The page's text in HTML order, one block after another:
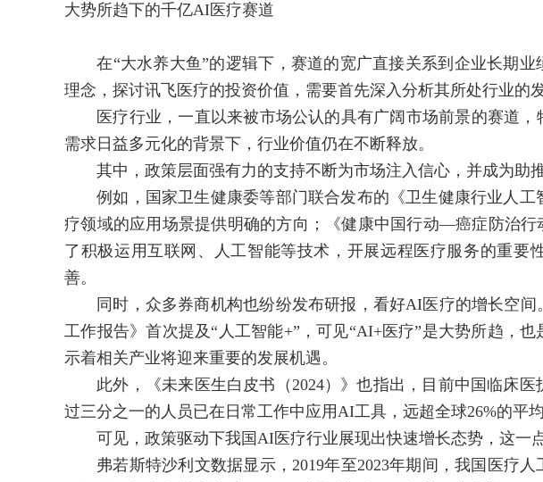
大势所趋下的千亿AI医疗赛道
在“大水养大鱼”的逻辑下，赛道的宽广直接关系到企业长期业
理念，探讨讯飞医疗的投资价值，需要首先深入分析其所处行业的发
医疗行业，一直以来被市场公认的具有广阔市场前景的赛道，
需求日益多元化的背景下，行业价值仍在不断释放。
其中，政策层面强有力的支持不断为市场注入信心，并成为助推
例如，国家卫生健康委等部门联合发布的《卫生健康行业人工
疗领域的应用场景提供明确的方向；《健康中国行动—癌症防治行
了积极运用互联网、人工智能等技术，开展远程医疗服务的重要
善。
同时，众多券商机构也纷纷发布研报，看好AI医疗的增长空间
工作报告》首次提及“人工智能+”，可见“AI+医疗”是大势所趋，
示着相关产业将迎来重要的发展机遇。
此外，《未来医生白皮书（2024）》也指出，目前中国临床医
过三分之一的人员已在日常工作中应用AI工具，远超全球26%的平均
可见，政策驱动下我国AI医疗行业展现出快速增长态势，这一点
弗若斯特沙利文数据显示，2019年至2023年期间，我国医疗人